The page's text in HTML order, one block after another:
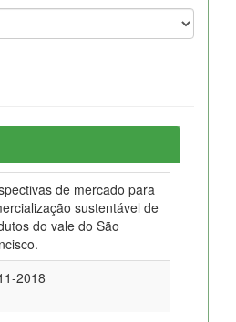
de mercado para
sustentável de
do vale do São
2018